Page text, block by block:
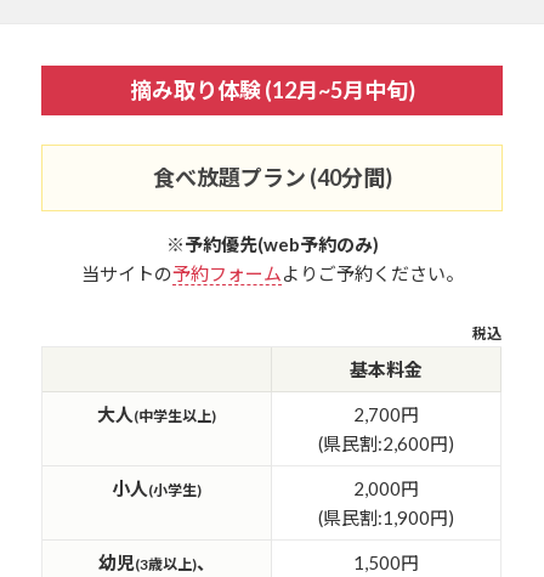
摘み取り体験 (12月~5月中旬)
食べ放題プラン (40分間)
※予約優先(web予約のみ)
当サイトの予約フォームよりご予約ください。
税込
基本料金
大人 (中学生以上)
2,700円
(県民割:2,600円)
小人 (小学生)
2,000円
(県民割:1,900円)
幼児(3歳以上)、 1,500円